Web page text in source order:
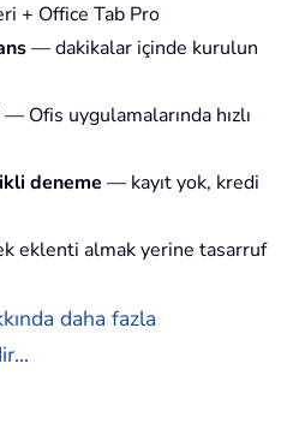
+ Office Tab Pro
— dakikalar içinde kurulun
— Ofis uygulamalarında hızlı
deneme — kayıt yok, kredi
eklenti almak yerine tasarruf
daha fazla